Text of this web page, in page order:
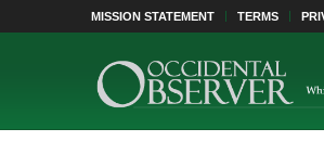
MISSION STATEMENT TERMS